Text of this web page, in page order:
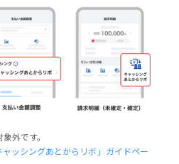
外です。
ャッシングあとからリボ」ガイドペー